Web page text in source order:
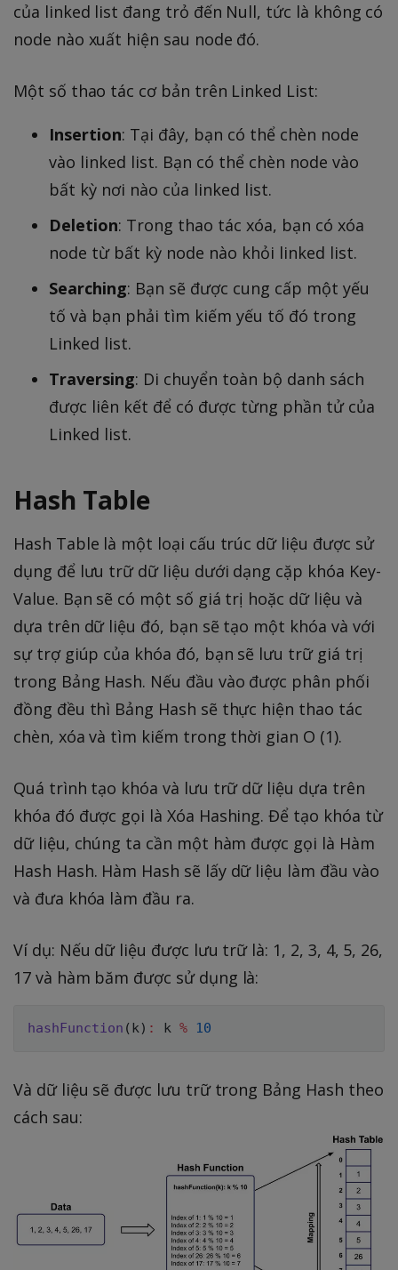
của linked list đang trỏ đến Null, tức là không có
node nào xuất hiện sau node đó.
Một số thao tác cơ bản trên Linked List:
Insertion: Tại đây, bạn có thể chèn node
vào linked list. Bạn có thể chèn node vào
bất kỳ nơi nào của linked list.
Deletion: Trong thao tác xóa, bạn có xóa
node từ bất kỳ node nào khỏi linked list.
Searching: Bạn sẽ được cung cấp một yếu
tố và bạn phải tìm kiếm yếu tố đó trong
Linked list.
Traversing: Di chuyển toàn bộ danh sách
được liên kết để có được từng phần tử của
Linked list.
Hash Table
Hash Table là một loại cấu trúc dữ liệu được sử
dụng để lưu trữ dữ liệu dưới dạng cặp khóa Key-
Value. Bạn sẽ có một số giá trị hoặc dữ liệu và
dựa trên dữ liệu đó, bạn sẽ tạo một khóa và với
sự trợ giúp của khóa đó, bạn sẽ lưu trữ giá trị
trong Bảng Hash. Nếu đầu vào được phân phối
đồng đều thì Bảng Hash sẽ thực hiện thao tác
chèn, xóa và tìm kiếm trong thời gian O (1).
Quá trình tạo khóa và lưu trữ dữ liệu dựa trên
khóa đó được gọi là Xóa Hashing. Để tạo khóa từ
dữ liệu, chúng ta cần một hàm được gọi là Hàm
Hash Hash. Hàm Hash sẽ lấy dữ liệu làm đầu vào
và đưa khóa làm đầu ra.
Ví dụ: Nếu dữ liệu được lưu trữ là: 1, 2, 3, 4, 5, 26,
17 và hàm băm được sử dụng là:
hashFunction ( k) : k % 10
Và dữ liệu sẽ được lưu trữ trong Bảng Hash theo
cách sau: